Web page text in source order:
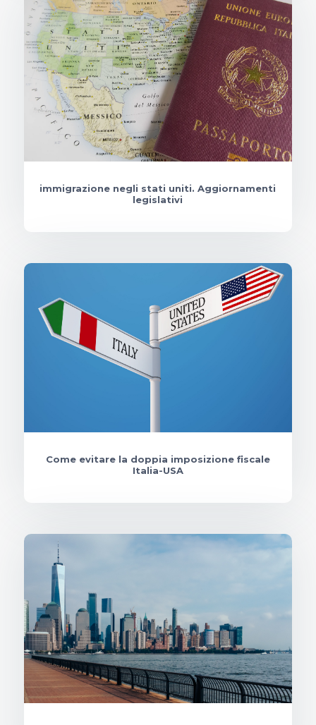
immigrazione negli stati uniti. Aggiornamenti
legislativi
Come evitare la doppia imposizione fiscale
Italia-USA